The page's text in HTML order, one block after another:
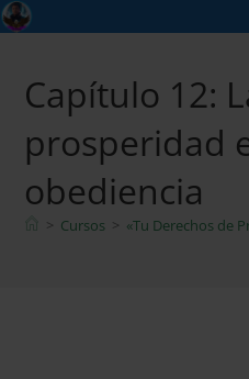
Ir
al
Capítulo 12:
prosperidad
obediencia
> Cursos > «Tu Derechos de